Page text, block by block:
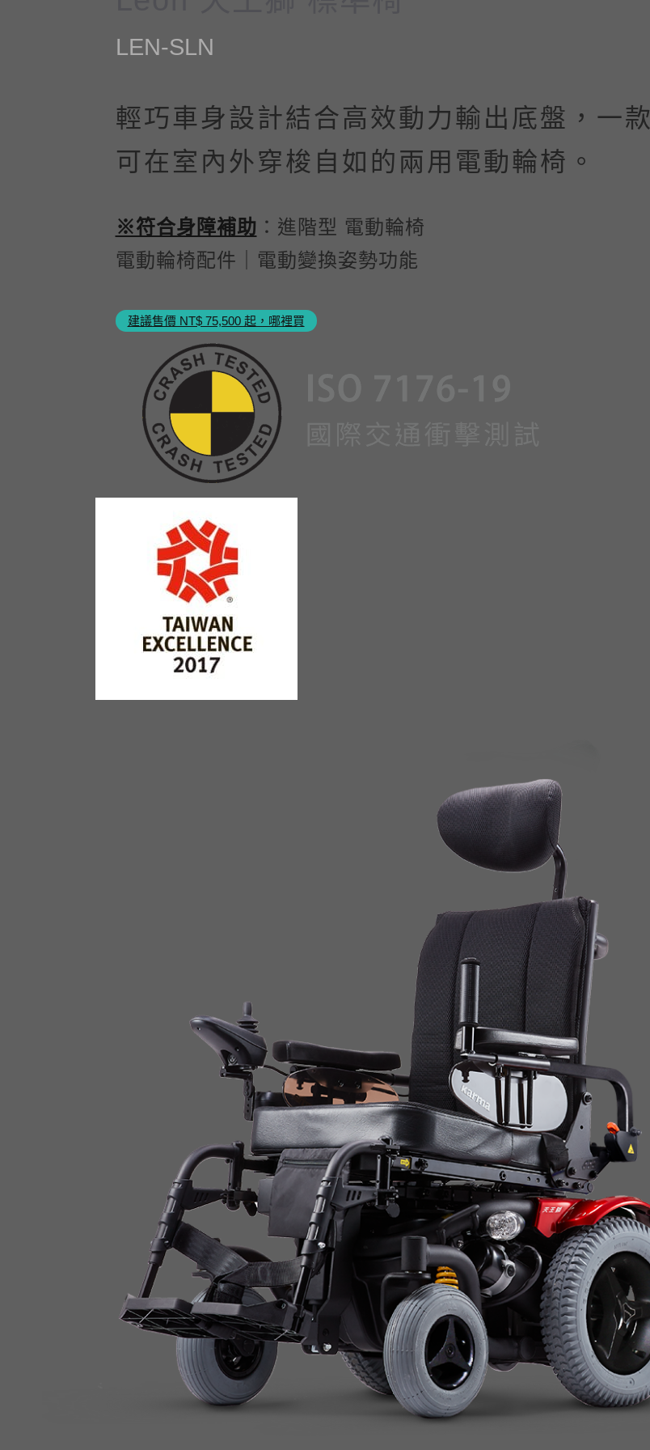
LEN-SLN
輕巧車身設計結合高效動力輸出底盤，一款
可在室內外穿梭自如的兩用電動輪椅。
※符合身障補助 ：進階型 電動輪椅
電動輪椅配件｜電動變換姿勢功能
建議售價 NT$ 75,500 起，哪裡買